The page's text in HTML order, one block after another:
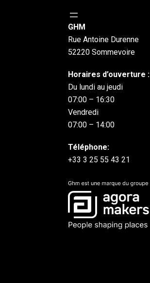
GHM
Rue Antoine Durenne
52220 Sommevoire
Horaires d’ouverture :
Du lundi au jeudi
07:00 – 16:30
Vendredi
07:00 – 14:00
Téléphone:
+33 3 25 55 43 21